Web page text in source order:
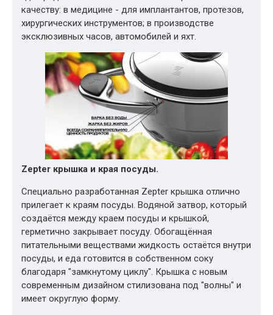
качеству: в медицине - для имплантантов, протезов,
хирургических инструментов; в производстве
эксклюзивных часов, автомобилей и яхт.
Zepter крышка и края посуды.
Специально разработанная Zepter крышка отлично
прилегает к краям посуды. Водяной затвор, который
создаётся между краем посуды и крышкой,
герметично закрывает посуду. Обогащённая
питательными веществами жидкость остаётся внутри
посуды, и еда готовится в собственном соку
благодаря "замкнутому циклу". Крышка с новым
современным дизайном стилизована под "волны" и
имеет округлую форму.